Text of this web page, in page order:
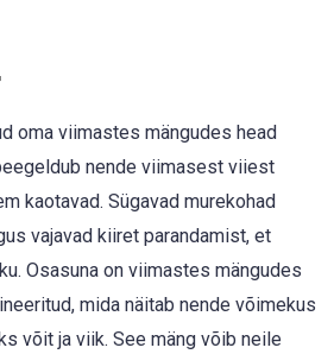
oma viimastes mängudes head
nende viimasest viiest
kaotavad. Sügavad murekohad
vajavad kiiret parandamist, et
Osasuna on viimastes mängudes
mida näitab nende võimekus
võit ja viik. See mäng võib neile